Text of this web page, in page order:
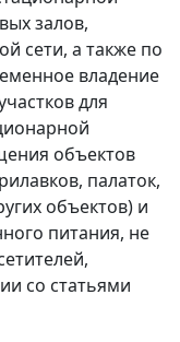
залов,
сети, а также по
владение
для
объектов
палаток,
объектов) и
питания, не
со статьями